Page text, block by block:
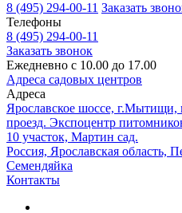
8 (495) 294-00-11 Заказать
Телефоны
8 (495) 294-00-11
Заказать звонок
Ежедневно с 10.00 до 17.00
Адреса садовых центров
Адреса
Ярославское шоссе,
проезд. Экспоцентр
10 участок, Мартин сад.
Россия, Ярославская область,
Семендяйка
Контакты